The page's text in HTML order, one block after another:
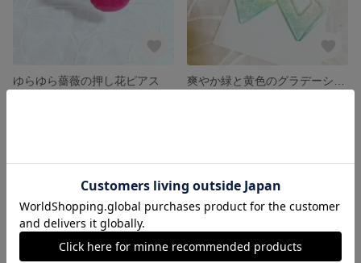
ゆらゆら薔薇の押し花ピアス